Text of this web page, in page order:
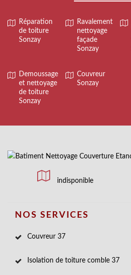
Réparation
de toiture
Sonzay
Ravalement
nettoyage
façade
Sonzay
Demoussage
et nettoyage
de toiture
Sonzay
Couvreur
Sonzay
indisponible
NOS SERVICES
Couvreur 37
Isolation de toiture comble 37